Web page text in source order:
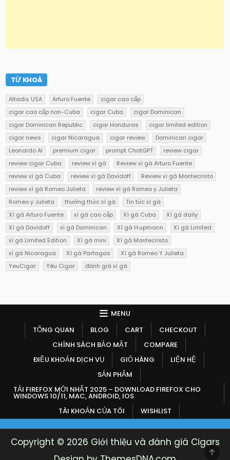
TỪ KHOÁ
Altadis USA Arturo Fuente
cigar cao cấp
cigar cao cấp non-Cuba
cigar Cuba
cigar Dominican
cigar Dominican Republic
cigar Honduras
cigar limited edition
cigar news
cigar Nicaragua cigar review
Dominican cigar
Leonardo AI
premium cigar prompt ChatGPT
review cigar
review cigar Cuba
review xì gà
Review xì gà Arturo Fuente
review xì gà Cuba
review xì gà Davidoff
Review xì gà Montecristo
review xì gà Romeo Julieta
review xì gà Romeo y Julieta
Romeo y Julieta
thưởng thức xì gà
Tin tức xì gà
Xì gà Arturo Fuente
xì gà cao cấp Xì gà Cuba
Xì gà daily
Xì gà Davidoff
xì gà Dominican Xì gà H.upmann
Xì gà Limited
xì gà Limited Edition
Xì gà mini
Xì gà Montecristo
xì gà Nicaragua
Xì gà Partagas
Xì gà Romeo Y Julieta
YeuCigar
Yêu Cigar đánh giá xì gà
MENU
TỔNG QUAN
BLOG CART
CHECKOUT
CHÍNH SÁCH BẢO MẬT
COMPARE
ĐIỀU KHOẢN DỊCH VỤ
GIỎ HÀNG
LIỆN HỆ
SẢN PHẨM
TẢI FIREFOX MỚI NHẤT 2025 – DOWNLOAD FIREFOX CHO
WINDOWS 10/11, MAC, ANDROID, IOS
TÀI KHOẢN CỦA TÔI
WISHLIST
Copyright © 2026 Giới thiệu và đánh giá Cigars